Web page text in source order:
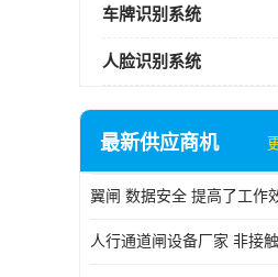
车牌识别系统
人脸识别系统
最新供应商机
翼闸 数据安全 提高了工作